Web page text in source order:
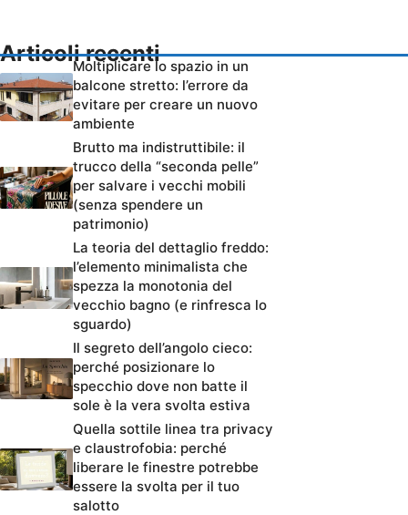
Articoli recenti
Moltiplicare lo spazio in un
balcone stretto: l’errore da
evitare per creare un nuovo
ambiente
Brutto ma indistruttibile: il
trucco della “seconda pelle”
per salvare i vecchi mobili
(senza spendere un
patrimonio)
La teoria del dettaglio freddo:
l’elemento minimalista che
spezza la monotonia del
vecchio bagno (e rinfresca lo
sguardo)
Il segreto dell’angolo cieco:
perché posizionare lo
specchio dove non batte il
sole è la vera svolta estiva
Quella sottile linea tra privacy
e claustrofobia: perché
liberare le finestre potrebbe
essere la svolta per il tuo
salotto